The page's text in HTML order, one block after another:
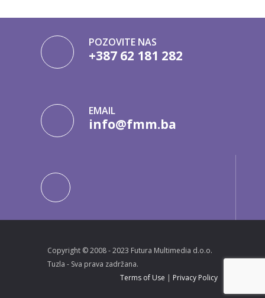
POZOVITE NAS
+387 62 181 282
EMAIL
info@fmm.ba
Copyright © 2008 - 2023 Futura Multimedia d.o.o.
Tuzla - Sva prava zadržana.
Terms of Use | Privacy Policy